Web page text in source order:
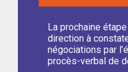
La prochaine
direction à
négociations par
procès-verbal de